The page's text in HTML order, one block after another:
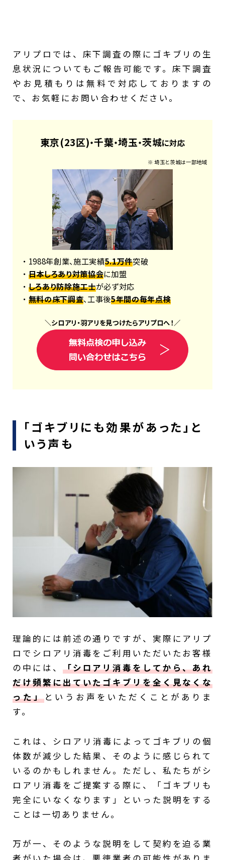
アリプロでは、床下調査の際にゴキブリの生
息状況についてもご報告可能です。床下調査
やお見積もりは無料で対応しておりますの
で、お気軽にお問い合わせください。
東京(23区)・千葉・埼玉・茨城に対応
※ 埼玉と茨城は一部地域
・ 1988年創業、施工実績5.1万件突破
・ 日本しろあり対策協会に加盟
・ しろあり防除施工士が必ず対応
・ 無料の床下調査、工事後5年間の毎年点検
＼シロアリ ・羽アリを見つけたらアリプロへ！／
「ゴキブリにも効果があった」と
いう声も
理論的には前述の通りですが、実際にアリプ
ロでシロアリ消毒をご利用いただいたお客様
の中には、 「シロアリ消毒をしてから、あれ
だけ頻繁に出ていたゴキブリを全く見なくな
った」というお声をいただくことがありま
す。
これは、シロアリ消毒によってゴキブリの個
体数が減少した結果、そのように感じられて
いるのかもしれません。ただし、私たちがシ
ロアリ消毒をご提案する際に、「ゴキブリも
完全にいなくなります」といった説明をする
ことは一切ありません。
万が一、そのような説明をして契約を迫る業